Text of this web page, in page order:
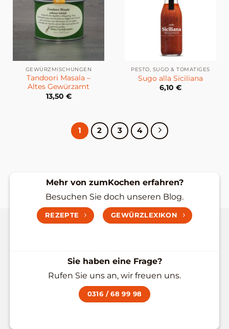
GEWÜRZMISCHUNGEN
Tandoori Masala –
Altes Gewürzamt
13,50 €
PESTO, SUGO & TOMATIGES
Sugo alla Siciliana
6,10 €
1 2 3 4
Mehr von zumKochen erfahren?
Besuchen Sie doch unseren Blog.
REZEPTE GEWÜRZLEXIKON
Sie haben eine Frage?
Rufen Sie uns an, wir freuen uns.
0316 / 68 99 98